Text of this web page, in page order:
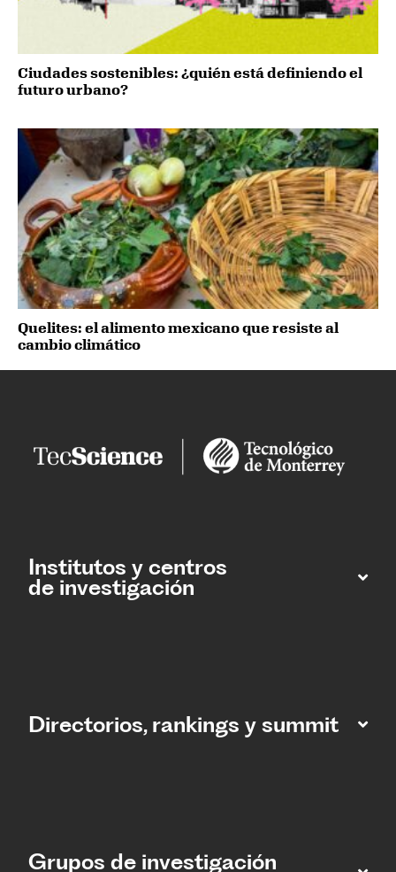
Ciudades sostenibles: ¿quién está definiendo el
futuro urbano?
Quelites: el alimento mexicano que resiste al
cambio climático
Institutos y centros
de investigación
Directorios, rankings y summit
Grupos de investigación